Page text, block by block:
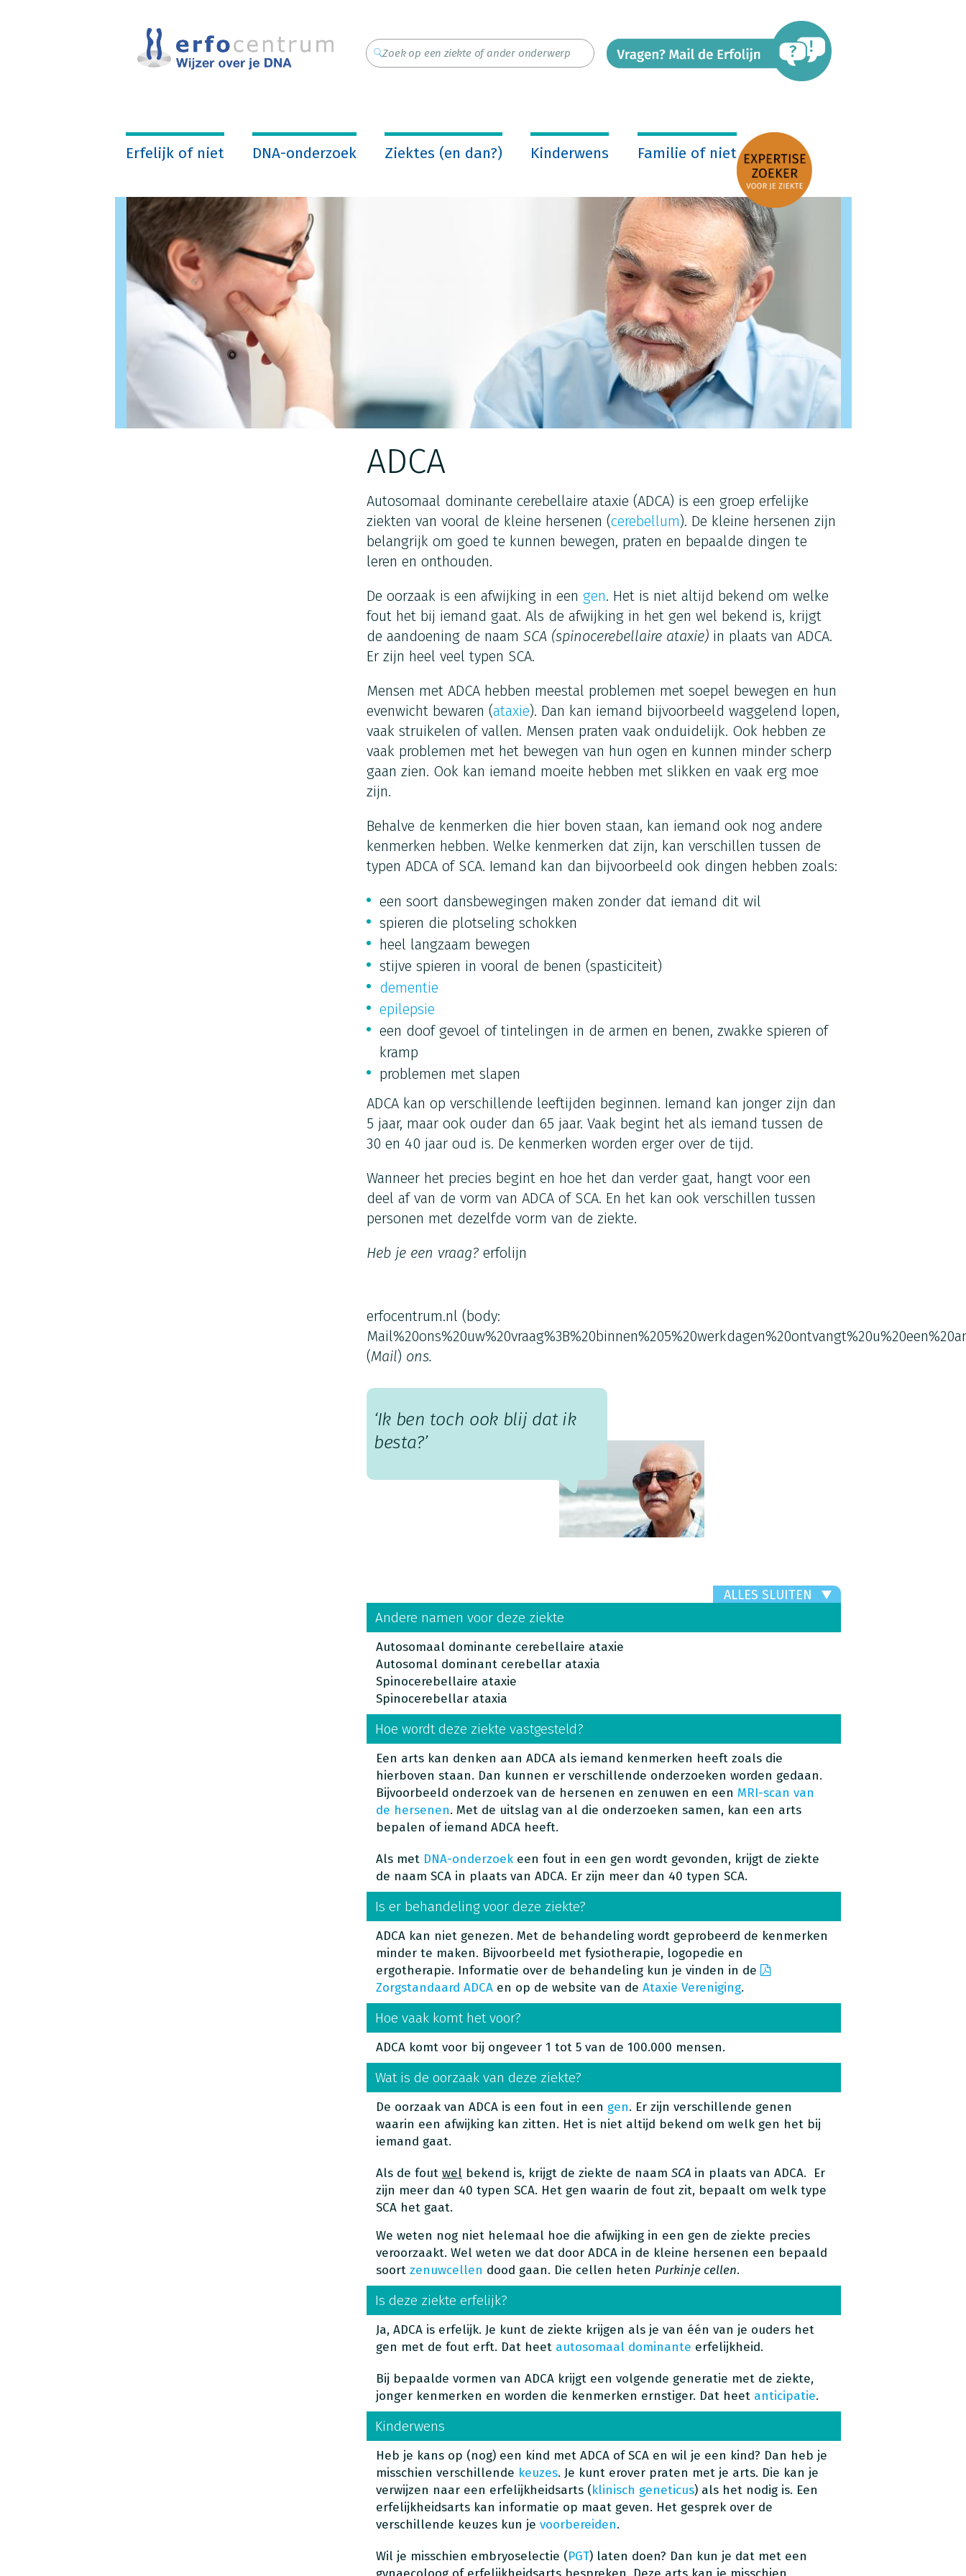
Erfelijk of niet DNA-onderzoek Ziektes (en dan?) Kinderwens Familie of niet
ADCA
Autosomaal dominante cerebellaire ataxie (ADCA) is een groep erfelijke
ziekten van vooral de kleine hersenen (cerebellum). De kleine hersenen zijn
belangrijk om goed te kunnen bewegen, praten en bepaalde dingen te
leren en onthouden.
De oorzaak is een afwijking in een gen. Het is niet altijd bekend om welke
fout het bij iemand gaat. Als de afwijking in het gen wel bekend is, krijgt
de aandoening de naam SCA (spinocerebellaire ataxie)in plaats van ADCA.
Er zijn heel veel typen SCA.
Mensen met ADCA hebben meestal problemen met soepel bewegen en hun
evenwicht bewaren (ataxie). Dan kan iemand bijvoorbeeld waggelend lopen,
vaak struikelen of vallen. Mensen praten vaak onduidelijk. Ook hebben ze
vaak problemen met het bewegen van hun ogen en kunnen minder scherp
gaan zien. Ook kan iemand moeite hebben met slikken en vaak erg moe
zijn.
Behalve de kenmerken die hier boven staan, kan iemand ook nog andere
kenmerken hebben. Welke kenmerken dat zijn, kan verschillen tussen de
typen ADCA of SCA. Iemand kan dan bijvoorbeeld ook dingen hebben zoals:
een soort dansbewegingen maken zonder dat iemand dit wil
spieren die plotseling schokken
heel langzaam bewegen
stijve spieren in vooral de benen (spasticiteit)
dementie
epilepsie
een doof gevoel of tintelingen in de armen en benen, zwakke spieren of
kramp
problemen met slapen
ADCA kan op verschillende leeftijden beginnen. Iemand kan jonger zijn dan
5 jaar, maar ook ouder dan 65 jaar. Vaak begint het als iemand tussen de
30 en 40 jaar oud is. De kenmerken worden erger over de tijd.
Wanneer het precies begint en hoe het dan verder gaat, hangt voor een
deel af van de vorm van ADCA of SCA. En het kan ook verschillen tussen
personen met dezelfde vorm van de ziekte.
Heb je een vraag? erfolijn
erfocentrum.nl (body:
(Mail) ons.
‘Ik ben toch ook blij dat ik
besta?’
ALLES SLUITEN
Andere namen voor deze ziekte
Autosomaal dominante cerebellaire ataxie
Autosomal dominant cerebellar ataxia
Spinocerebellaire ataxie
Spinocerebellar ataxia
Hoe wordt deze ziekte vastgesteld?
Een arts kan denken aan ADCA als iemand kenmerken heeft zoals die
hierboven staan. Dan kunnen er verschillende onderzoeken worden gedaan.
Bijvoorbeeld onderzoek van de hersenen en zenuwen en een MRI-scan van
de hersenen. Met de uitslag van al die onderzoeken samen, kan een arts
bepalen of iemand ADCA heeft.
Als met DNA-onderzoekeen fout in een gen wordt gevonden, krijgt de ziekte
de naam SCA in plaats van ADCA. Er zijn meer dan 40 typen SCA.
Is er behandeling voor deze ziekte?
ADCA kan niet genezen. Met de behandeling wordt geprobeerd de kenmerken
minder te maken. Bijvoorbeeld met fysiotherapie, logopedie en
ergotherapie. Informatie over de behandeling kun je vinden in de
Zorgstandaard ADCAen op de website van de Ataxie Vereniging.
Hoe vaak komt het voor?
ADCA komt voor bij ongeveer 1 tot 5 van de 100.000 mensen.
Wat is de oorzaak van deze ziekte?
De oorzaak van ADCA is een fout in een gen. Er zijn verschillende genen
waarin een afwijking kan zitten. Het is niet altijd bekend om welk gen het bij
iemand gaat.
Als de fout wel bekend is, krijgt de ziekte de naam SCA in plaats van ADCA. Er
zijn meer dan 40 typen SCA. Het gen waarin de fout zit, bepaalt om welk type
SCA het gaat.
We weten nog niet helemaal hoe die afwijking in een gen de ziekte precies
veroorzaakt. Wel weten we dat door ADCA in de kleine hersenen een bepaald
soort zenuwcellen dood gaan. Die cellen heten Purkinje cellen.
Is deze ziekte erfelijk?
Ja, ADCA is erfelijk. Je kunt de ziekte krijgen als je van één van je ouders het
gen met de fout erft. Dat heet autosomaal dominante erfelijkheid.
Bij bepaalde vormen van ADCA krijgt een volgende generatie met de ziekte,
jonger kenmerken en worden die kenmerken ernstiger. Dat heet anticipatie.
Kinderwens
Heb je kans op (nog) een kind met ADCA of SCA en wil je een kind? Dan heb je
misschien verschillende keuzes. Je kunt erover praten met je arts. Die kan je
verwijzen naar een erfelijkheidsarts (klinisch geneticus) als het nodig is. Een
erfelijkheidsarts kan informatie op maat geven. Het gesprek over de
verschillende keuzes kun je voorbereiden.
Wil je misschien embryoselectie (PGT) laten doen? Dan kun je dat met een